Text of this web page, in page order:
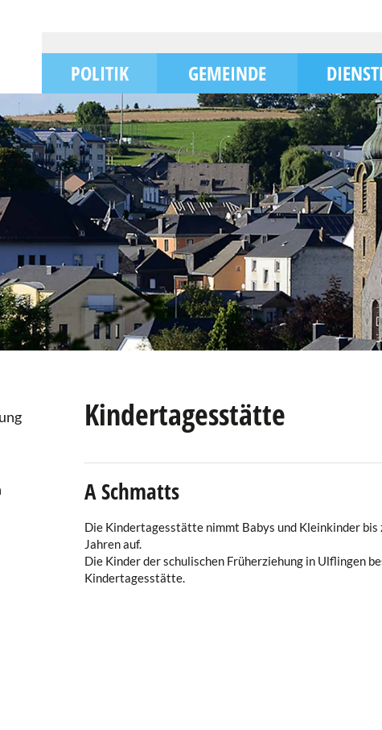
POLITIK GEMEINDE
Kindertagesstätte
A Schmatts
Die Kindertagesstätte nimmt Babys und Kleinkinder bis
Jahren auf.
Die Kinderder schulischen Früherziehung in Ulflingen
Kindertagesstätte.